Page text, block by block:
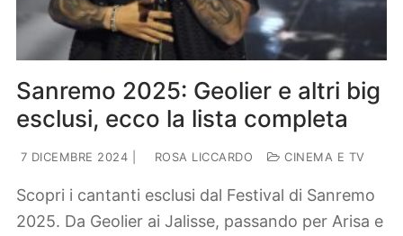
Sanremo 2025: Geolier e altri big
esclusi, ecco la lista completa
7 DICEMBRE 2024 ROSA LICCARDO CINEMA E TV
Scopri i cantanti esclusi dal Festival di Sanremo
2025. Da Geolier ai Jalisse, passando per Arisa e